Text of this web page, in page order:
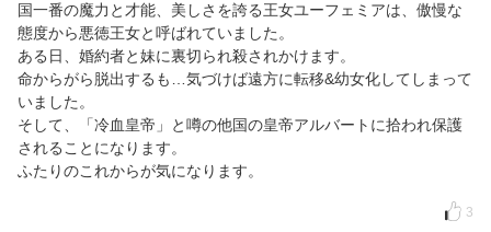
国一番の魔力と才能、美しさを誇る王女ユーフェミアは、傲慢な
態度から悪徳王女と呼ばれていました。
ある日、婚約者と妹に裏切られ殺されかけます。
命からがら脱出するも…気づけば遠方に転移&幼女化してしまって
いました。
そして、「冷血皇帝」と噂の他国の皇帝アルバートに拾われ保護
されることになります。
ふたりのこれからが気になります。
3